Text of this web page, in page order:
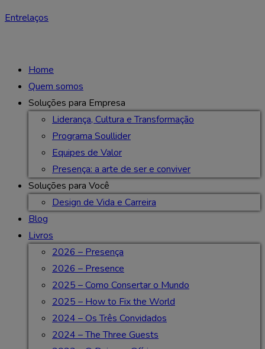
Entrelaços
Home
Quem somos
Soluções para Empresa
Liderança, Cultura e Transformação
Programa Soullider
Equipes de Valor
Presença: a arte de ser e conviver
Soluções para Você
Design de Vida e Carreira
Blog
Livros
2026 – Presença
2026 – Presence
2025 – Como Consertar o Mundo
2025 – How to Fix the World
2024 – Os Três Convidados
2024 – The Three Guests